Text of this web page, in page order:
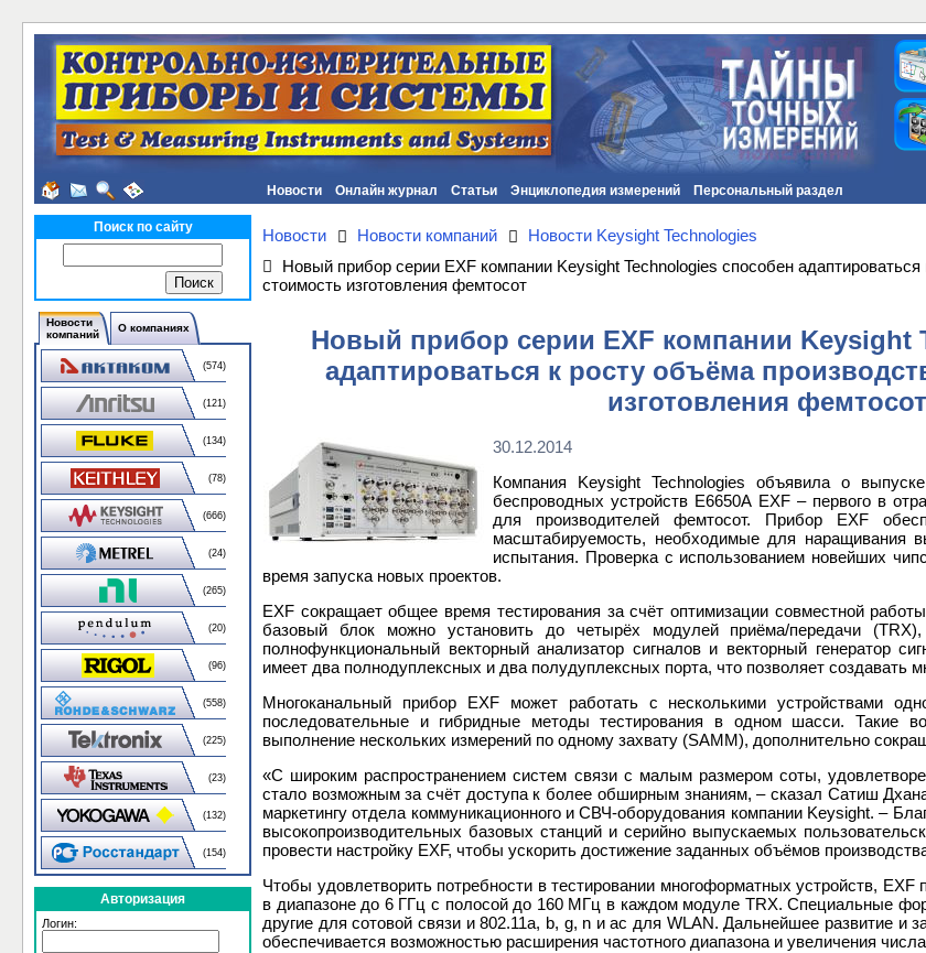
Новости Онлайн журнал Статьи Энциклопедия измерений Персональный раздел
Поиск по сайту
Новости
компаний
О компаниях
(574)
(121)
(134)
(78)
(666)
(24)
(265)
(20)
(96)
(558)
(225)
(23)
(132)
(154)
Авторизация
Логин:
Новости Новости компаний
Новости Keysight Technologies
Новый прибор серии EXF компании Keysight Technologies способен
стоимость изготовления фемтосот
Новый прибор серии EXF компании Keysight
адаптироваться к росту объёма
изготовления фемтосот
30.12.2014
Компания Keysight Technologies объявила о
беспроводных устройств E6650A EXF – первого в
для производителей фемтосот. Прибор EXF
масштабируемость, необходимые для наращивания
испытания. Проверка с использованием новейших
время запуска новых проектов.
EXF сокращает общее время тестирования за счёт оптимизации совместной
базовый блок можно установить до четырёх модулей приёма/передачи
полнофункциональный векторный анализатор сигналов и векторный генератор
имеет два полнодуплексных и два полудуплексных порта, что позволяет создавать
Многоканальный прибор EXF может работать с несколькими устройствами
последовательные и гибридные методы тестирования в одном шасси. Такие
выполнение нескольких измерений по одному захвату (SAMM), дополнительно
«С широким распространением систем связи с малым размером соты,
стало возможным за счёт доступа к более обширным знаниям, – сказал Сатиш
маркетингу отдела коммуникационного и СВЧ-оборудования компании Keysight. –
высокопроизводительных базовых станций и серийно выпускаемых
провести настройку EXF, чтобы ускорить достижение заданных объёмов
Чтобы удовлетворить потребности в тестировании многоформатных устройств,
в диапазоне до 6 ГГц с полосой до 160 МГц в каждом модуле TRX. Специальные
другие для сотовой связи и 802.11a, b, g, n и ac для WLAN. Дальнейшее развитие и
обеспечивается возможностью расширения частотного диапазона и увеличения